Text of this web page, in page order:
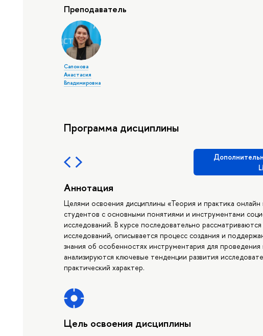
Преподаватель
Сапонова
Анастасия
Владимировна
Программа дисциплины
Аннотация
Целями освоения дисциплины «Теория и практика онлайн
студентов с основными понятиями и инструментами
исследований. В курсе последовательно
исследований, описывается процесс создания и
знания об особенностях инструментария для
анализируются ключевые тенденции развития
практический характер.
Цель освоения дисциплины